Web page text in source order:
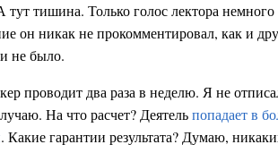
тут тишина. Только голос лектора
он никак не прокомментировал, как и
не было.
проводит два раза в неделю. Я не
На что расчет? Деятельпопадает в
. Какие гарантии результата? Думаю,